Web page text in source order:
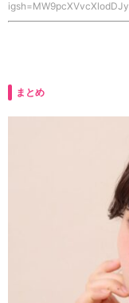
まとめ